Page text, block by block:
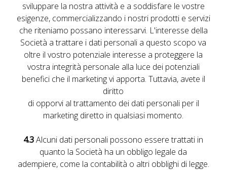
sviluppare la nostra attività e a soddisfare le vostre
esigenze, commercializzando i nostri prodotti e servizi
che riteniamo possano interessarvi. L'interesse della
Società a trattare i dati personali a questo scopo va
oltre il vostro potenziale interesse a proteggere la
vostra integrità personale alla luce dei potenziali
benefici che il marketing vi apporta. Tuttavia, avete il
diritto
di opporvi al trattamento dei dati personali per il
marketing diretto in qualsiasi momento.
4.3Alcuni dati personali possono essere trattati in
quanto la Società ha un obbligo legale da
adempiere, come la contabilità o altri obblighi di legge.